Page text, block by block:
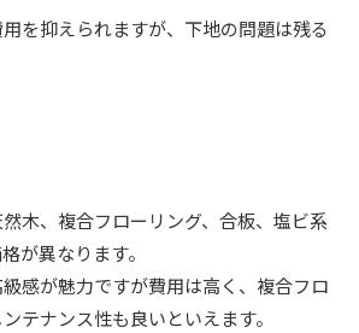
を抑えられますが、下地の問題は残る
木、複合フローリング、合板、塩ビ系
が異なります。
感が魅力ですが費用は高く、複合フロ
テナンス性も良いといえます。